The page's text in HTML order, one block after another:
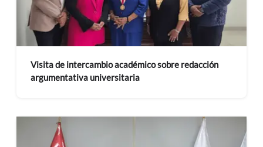
Visita de intercambio académico sobre redacción
argumentativa universitaria